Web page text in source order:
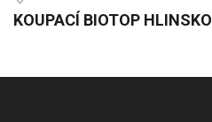
KOUPACÍ BIOTOP HLINSKO